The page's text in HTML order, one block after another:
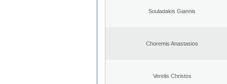
Souladakis Giannis
Choremis Anastasios
Verelis Christos